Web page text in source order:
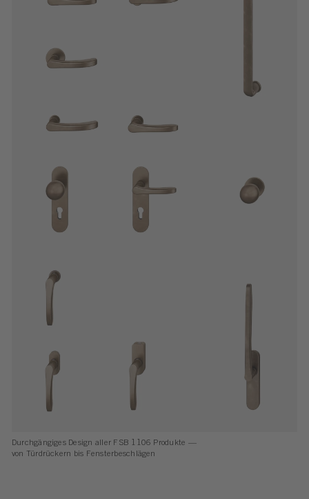
Durchgängiges Design aller FSB 1106 Produkte —
von Türdrückern bis Fensterbeschlägen